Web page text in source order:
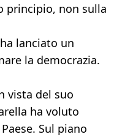
principio, non sulla
lanciato un
la democrazia.
vista del suo
ha voluto
Sul piano